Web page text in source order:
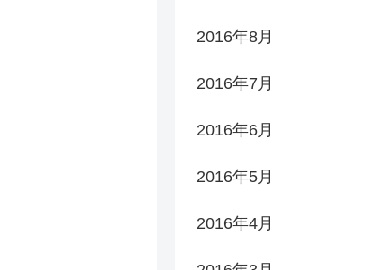
2016年8月
2016年7月
2016年6月
2016年5月
2016年4月